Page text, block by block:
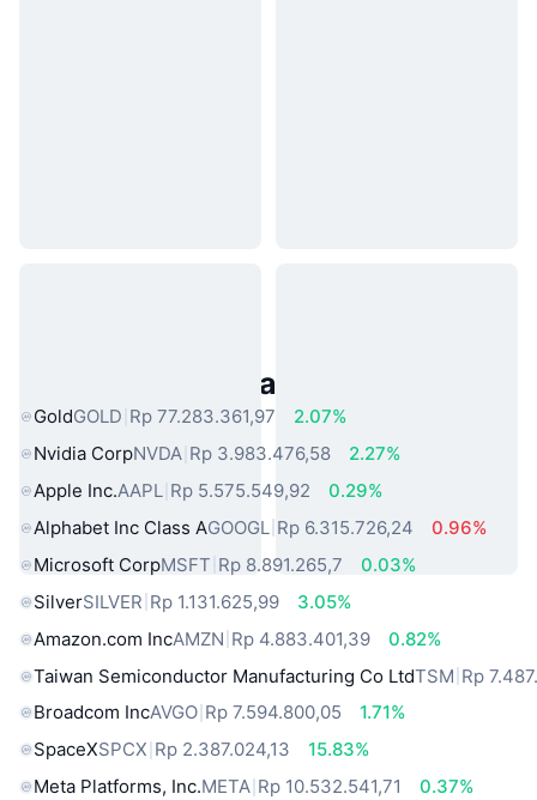
Aset Dunia Nyata Populer
GoldGOLD Rp 77.283.361,97
2.07%
Nvidia CorpNVDA Rp 3.983.476,58
2.27%
Apple Inc.AAPL Rp 5.575.549,92
0.29%
Alphabet Inc Class AGOOGL Rp 6.315.726,24
0.96%
Microsoft CorpMSFT Rp 8.891.265,7
0.03%
SilverSILVER Rp 1.131.625,99
3.05%
Amazon.com IncAMZN Rp 4.883.401,39
0.82%
Taiwan Semiconductor Manufacturing Co LtdTSM Rp
Broadcom IncAVGO Rp 7.594.800,05
1.71%
SpaceXSPCX Rp 2.387.024,13
15.83%
Meta Platforms, Inc.META Rp 10.532.541,71
0.37%